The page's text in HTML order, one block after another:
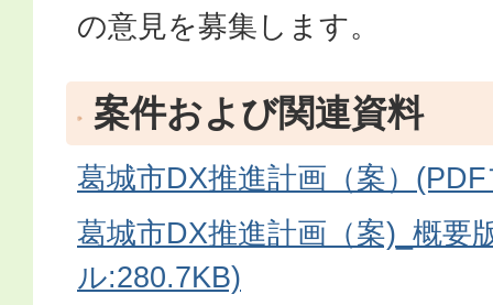
の意見を募集します。
案件および関連資料
葛城市DX推進計画（案）
葛城市DX推進計画（案)_概要
ル:280.7KB)